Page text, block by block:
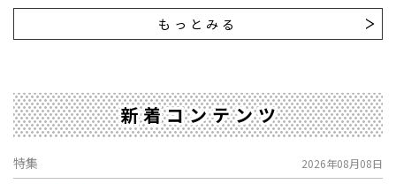
もっとみる
新着コンテンツ
特集 2026年08月08日